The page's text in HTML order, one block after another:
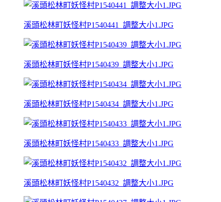
溪頭松林町妖怪村P1540441_調整大小1.JPG
溪頭松林町妖怪村P1540439_調整大小1.JPG
溪頭松林町妖怪村P1540434_調整大小1.JPG
溪頭松林町妖怪村P1540433_調整大小1.JPG
溪頭松林町妖怪村P1540432_調整大小1.JPG